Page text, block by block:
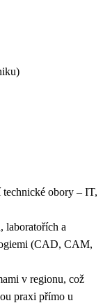
technické obory – IT,
laboratořích a
(CAD, CAM,
v regionu, což
praxi přímo u